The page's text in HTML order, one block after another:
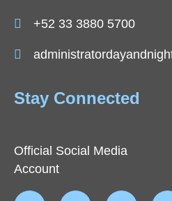
+52 33 3880 5700
Stay Connected
Official Social Media
Account